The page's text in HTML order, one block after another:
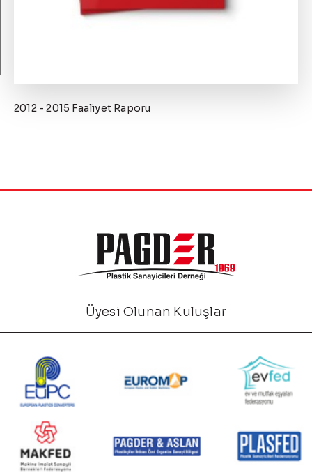
2012 - 2015 Faaliyet Raporu
Üyesi Olunan Kuluşlar